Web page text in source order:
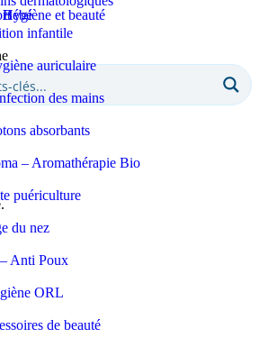
et beauté
infantile
auriculaire
des mains
absorbants
– Aromathérapie Bio
puériculture
du nez
Anti Poux
ORL
de beauté